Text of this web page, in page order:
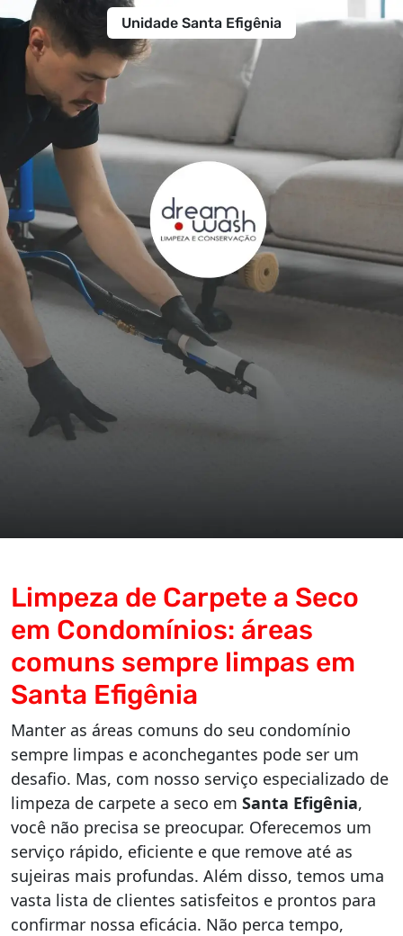
Unidade Santa Efigênia
Limpeza de Carpete a Seco
em Condomínios: áreas
comuns sempre limpas em
Santa Efigênia
Manter as áreas comuns do seu condomínio
sempre limpas e aconchegantes pode ser um
desafio. Mas, com nosso serviço especializado de
limpeza de carpete a seco em Santa Efigênia,
você não precisa se preocupar. Oferecemos um
serviço rápido, eficiente e que remove até as
sujeiras mais profundas. Além disso, temos uma
vasta lista de clientes satisfeitos e prontos para
confirmar nossa eficácia. Não perca tempo,